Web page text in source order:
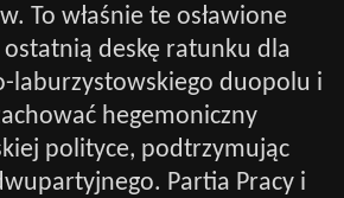
To właśnie te osławione
deskę ratunku dla
laburzystowskiego duopolu i
hegemoniczny
polityce, podtrzymując
Partia Pracy i